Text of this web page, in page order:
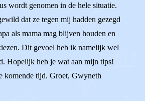
wordt genomen in de hele situatie.
dat ze tegen mij hadden gezegd
als mama mag blijven houden en
Dit gevoel heb ik namelijk wel
Hopelijk heb je wat aan mijn tips!
komende tijd. Groet, Gwyneth